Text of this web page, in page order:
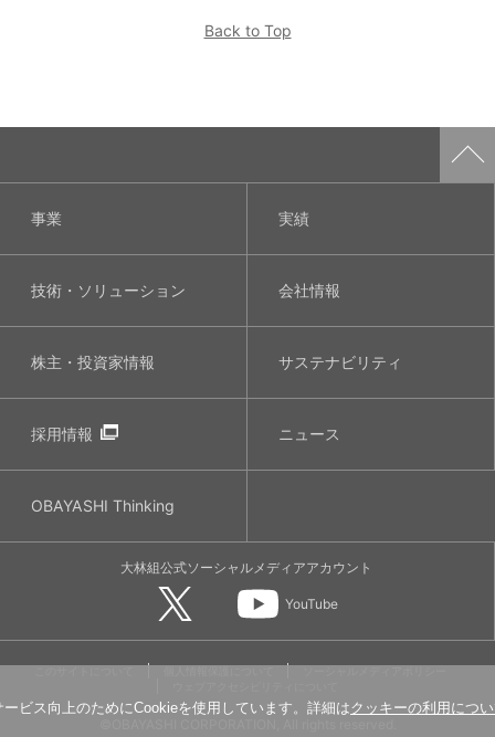
Back to Top
ビス向上のためにCookieを使用しています。詳細はクッキーの利用につ
事業 実績
技術・ソリューション 会社情報
株主・投資家情報 サステナビリティ
採用情報 ニュース
OBAYASHI Thinking
大林組公式ソーシャルメディアアカウント
YouTube